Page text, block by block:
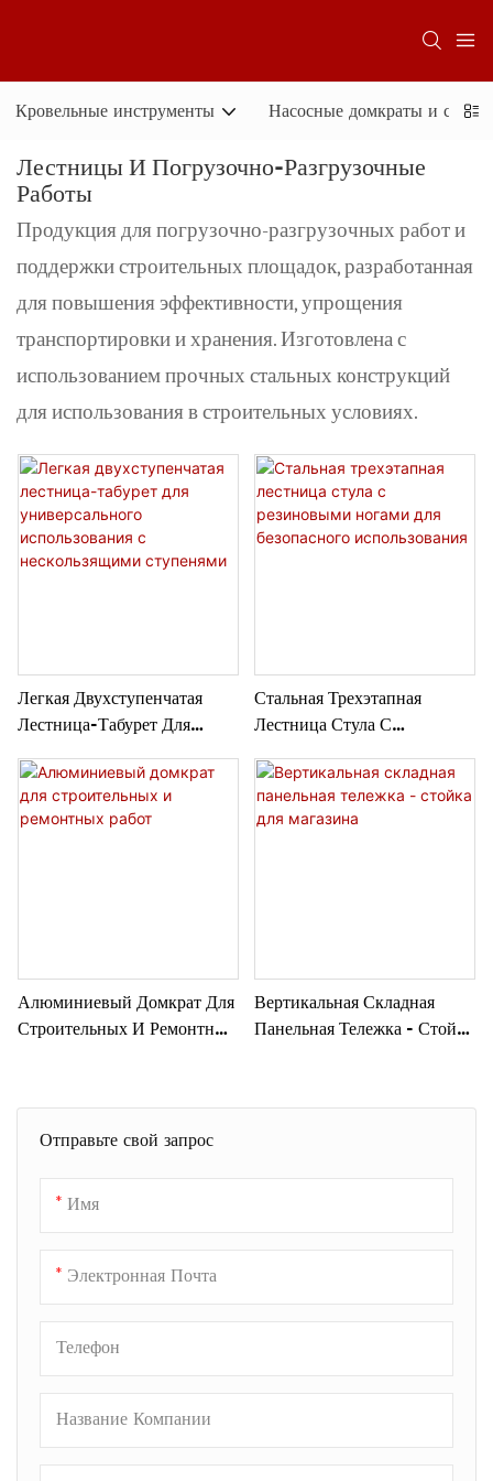
Кровельные инструменты Насосные домкраты и
Лестницы И Погрузочно-Разгрузочные
Работы
Продукция для погрузочно-разгрузочных работ и
поддержки строительных площадок, разработанная
для повышения эффективности, упрощения
транспортировки и хранения. Изготовлена ​​с
использованием прочных стальных конструкций
для использования в строительных условиях.
Отправьте свой запрос
Имя
Электронная Почта
Телефон
Название Компании
Легкая Двухступенчатая
Лестница-Табурет Для
Универсального
Использования С
Нескользящими Ступенями
Стальная Трехэтапная
Лестница Стула С
Резиновыми Ногами Для
Безопасного Использования
Алюминиевый Домкрат Для
Строительных И Ремонтных
Вертикальная Складная
Панельная Тележка - Стойка